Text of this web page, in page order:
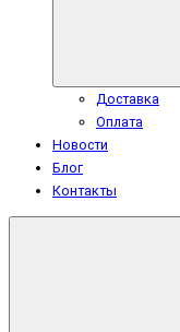
Доставка
Оплата
Новости
Блог
Контакты